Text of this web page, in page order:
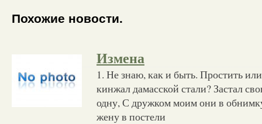
Похожие новости.
Измена
1. Не знаю, как и быть. Простить
кинжал дамасской стали? Застал
одну, С дружком моим они в
жену в постели